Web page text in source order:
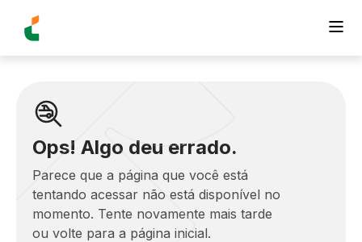
Ops! Algo deu errado.
Parece que a página que você está
tentando acessar não está disponível no
momento. Tente novamente mais tarde
ou volte para a página inicial.